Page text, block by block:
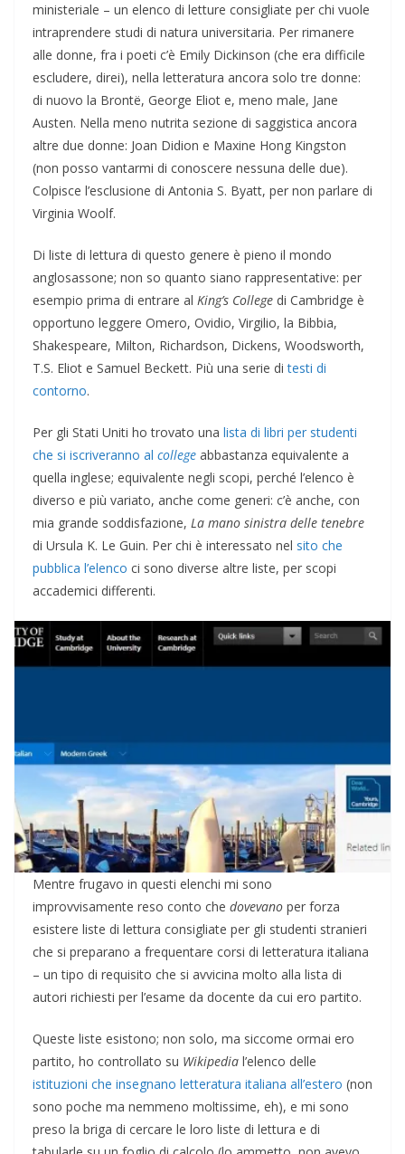
ministeriale – un elenco di letture consigliate per chi vuole
intraprendere studi di natura universitaria. Per rimanere
alle donne, fra i poeti c’è Emily Dickinson (che era difficile
escludere, direi), nella letteratura ancora solo tre donne:
di nuovo la Brontë, George Eliot e, meno male, Jane
Austen. Nella meno nutrita sezione di saggistica ancora
altre due donne: Joan Didion e Maxine Hong Kingston
(non posso vantarmi di conoscere nessuna delle due).
Colpisce l’esclusione di Antonia S. Byatt, per non parlare di
Virginia Woolf.
Di liste di lettura di questo genere è pieno il mondo
anglosassone; non so quanto siano rappresentative: per
esempio prima di entrare al King’s College di Cambridge è
opportuno leggere Omero, Ovidio, Virgilio, la Bibbia,
Shakespeare, Milton, Richardson, Dickens, Woodsworth,
T.S. Eliot e Samuel Beckett. Più una serie ditesti di
contorno.
Per gli Stati Uniti ho trovato una lista di libri per studenti
che si iscriveranno al college abbastanza equivalente a
quella inglese; equivalente negli scopi, perché l’elenco è
diverso e più variato, anche come generi: c’è anche, con
mia grande soddisfazione, La mano sinistra delle tenebre
di Ursula K. Le Guin. Per chi è interessato nel sito che
pubblica l’elenco ci sono diverse altre liste, per scopi
accademici differenti.
Mentre frugavo in questi elenchi mi sono
improvvisamente reso conto che dovevano per forza
esistere liste di lettura consigliate per gli studenti stranieri
che si preparano a frequentare corsi di letteratura italiana
– un tipo di requisito che si avvicina molto alla lista di
autori richiesti per l’esame da docente da cui ero partito.
Queste liste esistono; non solo, ma siccome ormai ero
partito, ho controllato su Wikipedia l’elenco delle
istituzioni che insegnano letteratura italiana all’estero (non
sono poche ma nemmeno moltissime, eh), e mi sono
preso la briga di cercare le loro liste di lettura e di